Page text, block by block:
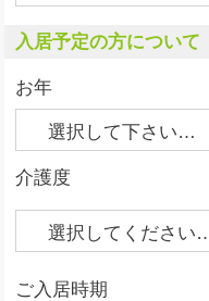
入居予定の方について
お年
介護度
ご入居時期